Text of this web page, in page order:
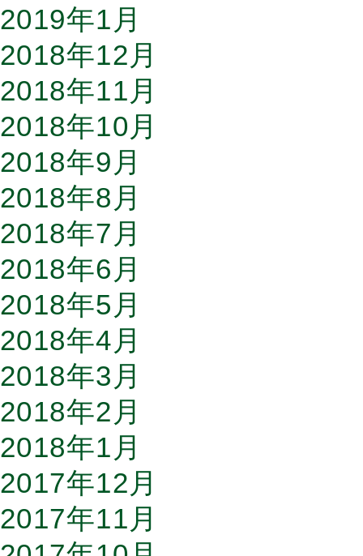
2019年1月
2018年12月
2018年11月
2018年10月
2018年9月
2018年8月
2018年7月
2018年6月
2018年5月
2018年4月
2018年3月
2018年2月
2018年1月
2017年12月
2017年11月